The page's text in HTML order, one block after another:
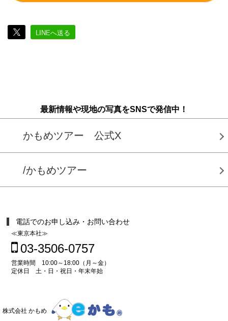
LINEへ送る
最新情報や現地の写真をSNSで発信中！
かもめツアー 公式X
/かもめツアー
電話でのお申し込み・お問い合わせ
≪東京本社≫
03-3506-0757
営業時間 10:00～18:00（月～金）
定休日 土・日・祝日・年末年始
株式会社 かもめ